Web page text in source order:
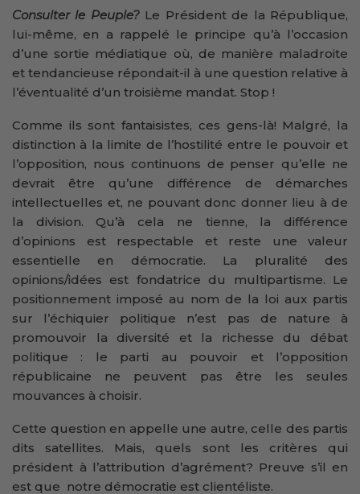
Consulter le Peuple?Le Président de la République,
lui-même, en a rappelé le principe qu’à l’occasion
d’une sortie médiatique où, de manière maladroite
et tendancieuse répondait-il à une question relative à
l’éventualité d’un troisième mandat. Stop !
Comme ils sont fantaisistes, ces gens-là! Malgré, la
distinction à la limite de l’hostilité entre le pouvoir et
l’opposition, nous continuons de penser qu’elle ne
devrait être qu’une différence de démarches
intellectuelles et, ne pouvant donc donner lieu à de
la division. Qu’à cela ne tienne, la différence
d’opinions est respectable et reste une valeur
essentielle en démocratie. La pluralité des
opinions/idées est fondatrice du multipartisme. Le
positionnement imposé au nom de la loi aux partis
sur l’échiquier politique n’est pas de nature à
promouvoir la diversité et la richesse du débat
politique : le parti au pouvoir et l’opposition
républicaine ne peuvent pas être les seules
mouvances à choisir.
Cette question en appelle une autre, celle des partis
dits satellites. Mais, quels sont les critères qui
président à l’attribution d’agrément? Preuve s’il en
est que notre démocratie est clientéliste.